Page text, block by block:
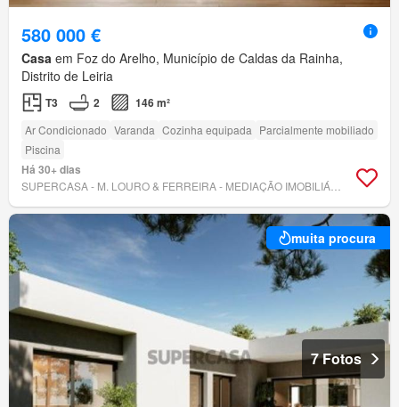
580 000 €
Casa em Foz do Arelho, Município de Caldas da Rainha,
Distrito de Leiria
T3 2 146 m²
Ar Condicionado Varanda Cozinha equipada Parcialmente mobiliado
Piscina
Há 30+ dias
muita procura
7 Fotos